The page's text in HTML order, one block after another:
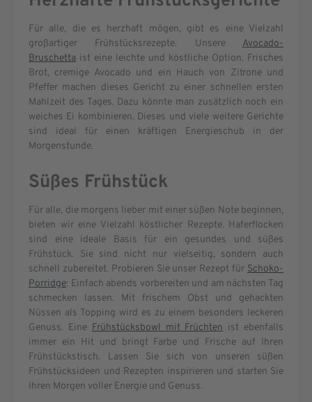
Für alle, die es herzhaft mögen, gibt es eine Vielzahl
großartiger Frühstücksrezepte. Unsere Avocado-
Bruschetta ist eine leichte und köstliche Option. Frisches
Brot, cremige Avocado und ein Hauch von Zitrone und
Pfeffer machen dieses Gericht zu einer schnellen ersten
Mahlzeit des Tages. Dazu könnte man zusätzlich noch ein
weiches Ei kombinieren. Dieses und viele weitere Gerichte
sind ideal für einen kräftigen Energieschub in der
Morgenstunde.
Süßes Frühstück
Für alle, die morgens lieber mit einer süßen Note beginnen,
bieten wir eine Vielzahl köstlicher Rezepte. Haferflocken
sind eine ideale Basis für ein gesundes und süßes
Frühstück. Sie sind nicht nur vielseitig, sondern auch
schnell zubereitet. Probieren Sie unser Rezept für Schoko-
Porridge: Einfach abends vorbereiten und am nächsten Tag
schmecken lassen. Mit frischem Obst und gehackten
Nüssen als Topping wird es zu einem besonders leckeren
Genuss. Eine Frühstücksbowl mit Früchten ist ebenfalls
immer ein Hit und bringt Farbe und Frische auf Ihren
Frühstückstisch. Lassen Sie sich von unseren süßen
Frühstücksideen und Rezepten inspirieren und starten Sie
Ihren Morgen voller Energie und Genuss.